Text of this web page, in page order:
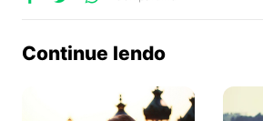
Continue lendo